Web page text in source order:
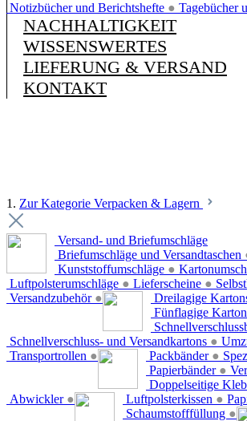
Notizbücher und Berichtshefte ● Tagebücher
NACHHALTIGKEIT
WISSENSWERTES
LIEFERUNG & VERSAND
KONTAKT
1. Zur Kategorie Verpacken & Lagern
Versand- und Briefumschläge
Briefumschläge und Versandtaschen
Kunststoffumschläge ●
Luftpolsterumschläge ● Lieferscheine ●
Versandzubehör ● Dreilagige
Fünflagige
Schnellverschluss- und Versandkartons ●
Transportrollen ● Packbänder ●
Papierbänder ●
Doppelseitige
Abwickler ● Luftpolsterkissen ●
Schaumstofffüllung ●